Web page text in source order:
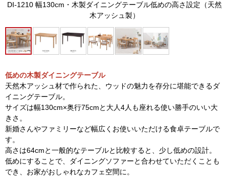
DI-1210 幅130cm・木製ダイニングテーブル低めの高さ設定（天然
木アッシュ製）
低めの木製ダイニングテーブル
天然木アッシュ材で作られた、ウッドの魅力を存分に堪能できるダ
イニングテーブル。
サイズは幅130cm×奥行75cmと大人4人も座れる使い勝手のいい大
きさ。
新婚さんやファミリーなど幅広くお使いいただける食卓テーブルで
す。
高さは64cmと一般的なテーブルと比較すると、少し低めの設計。
低めにすることで、ダイニングソファーと合わせていただくことも
でき、お家がおしゃれなカフェ空間に。